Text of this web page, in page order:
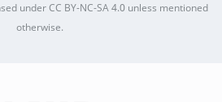
underCC BY-NC-SA 4.0unless mentioned
otherwise.